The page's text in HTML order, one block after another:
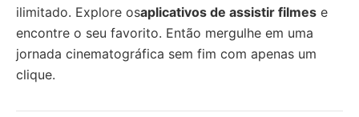
ilimitado. Explore osaplicativos de assistir filmes e
encontre o seu favorito. Então mergulhe em uma
jornada cinematográfica sem fim com apenas um
clique.